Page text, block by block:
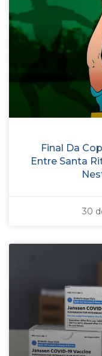
Final Da
Entre Santa
30